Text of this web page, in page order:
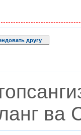
другу
ва